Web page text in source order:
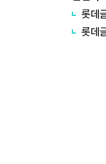
롯데
롯데